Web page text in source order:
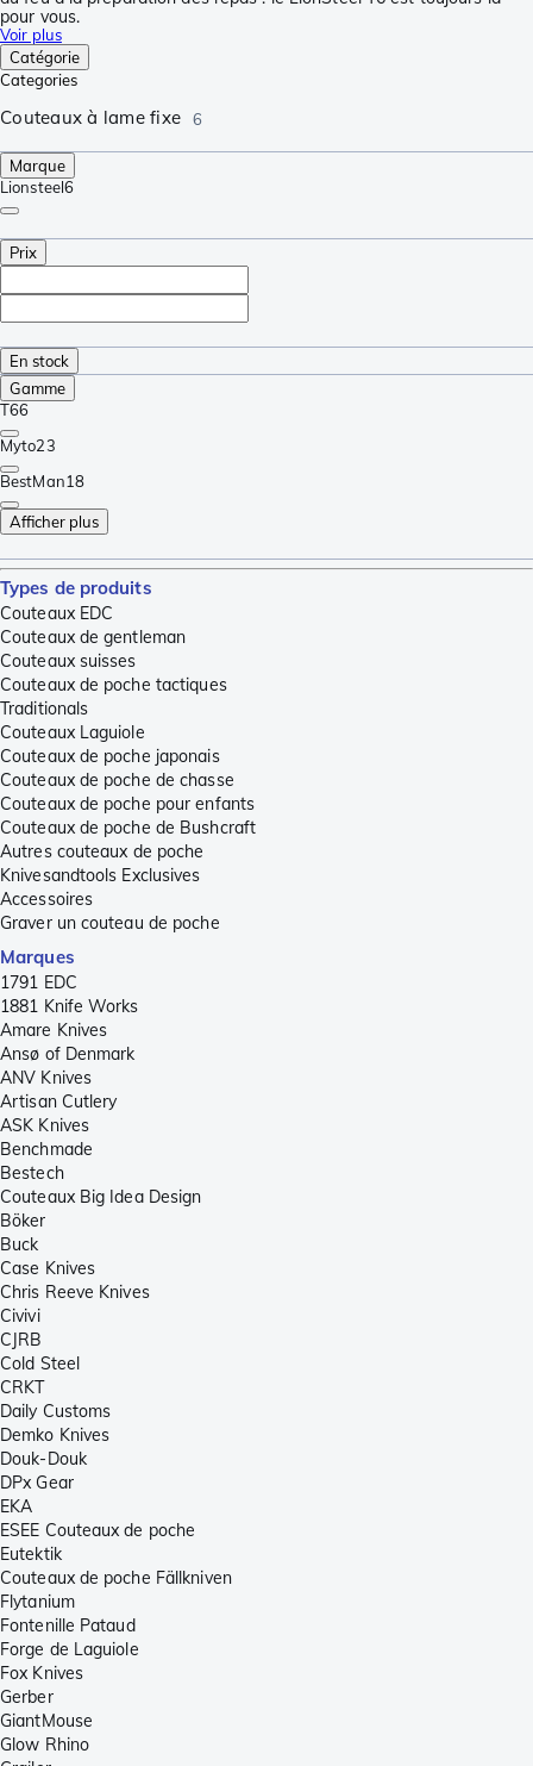
pour vous.
Voir plus
Catégorie
Categories
Couteaux à lame fixe 6
Marque
Lionsteel6
Prix
En stock
Gamme
T66
Myto23
BestMan18
Afficher plus
Types de produits
Couteaux EDC
Couteaux de gentleman
Couteaux suisses
Couteaux de poche tactiques
Traditionals
Couteaux Laguiole
Couteaux de poche japonais
Couteaux de poche de chasse
Couteaux de poche pour enfants
Couteaux de poche de Bushcraft
Autres couteaux de poche
Knivesandtools Exclusives
Accessoires
Graver un couteau de poche
Marques
1791 EDC
1881 Knife Works
Amare Knives
Ansø of Denmark
ANV Knives
Artisan Cutlery
ASK Knives
Benchmade
Bestech
Couteaux Big Idea Design
Böker
Buck
Case Knives
Chris Reeve Knives
Civivi
CJRB
Cold Steel
CRKT
Daily Customs
Demko Knives
Douk-Douk
DPx Gear
EKA
ESEE Couteaux de poche
Eutektik
Couteaux de poche Fällkniven
Flytanium
Fontenille Pataud
Forge de Laguiole
Fox Knives
Gerber
GiantMouse
Glow Rhino